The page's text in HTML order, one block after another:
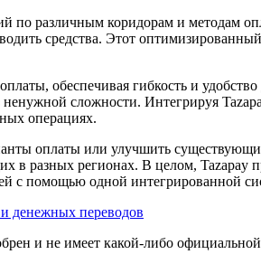
по различным коридорам и
средства. Этот
обеспечивая гибкость и
сложности. Интегрируя
операциях.
оплаты или улучшить
разных регионах. В целом, Tazapay
с помощью одной интегрированной
денежных переводов
и не имеет какой-либо